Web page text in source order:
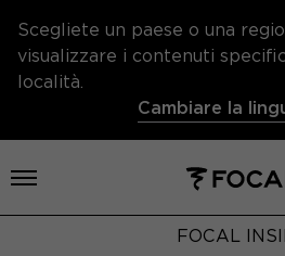
Scegliete un paese o una
visualizzare i contenuti
località.
Cambiare la
Aprire il menu
FOCAL